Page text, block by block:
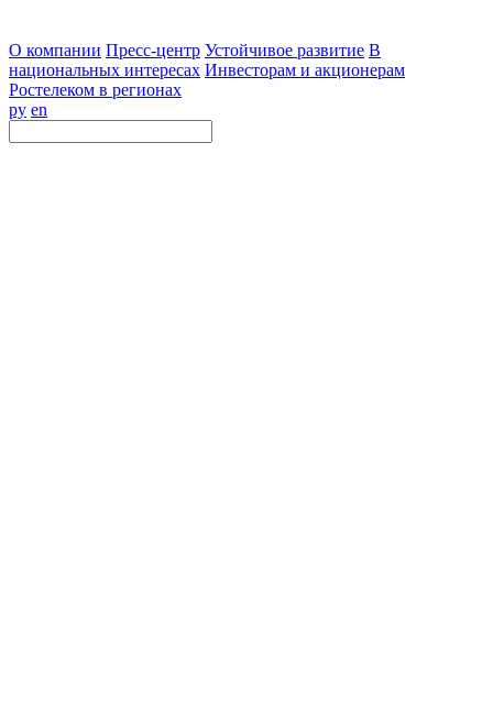
О компании Пресс-центр Устойчивое развитие В
национальных интересах Инвесторам и акционерам
Ростелеком в регионах
ру en